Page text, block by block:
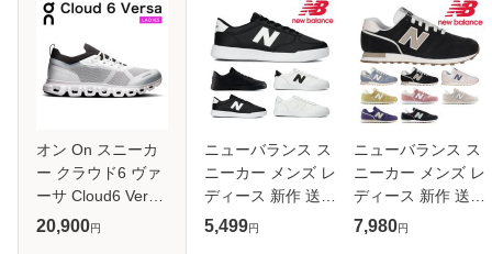
オン On スニーカ
ー クラウド6 ヴァ
ーサ Cloud6 Versa
レディース シュー
20,900円
ニューバランス ス
ニーカー メンズ レ
ディース 新作 送料
無料 M30 CT30
5,499円
ニューバランス ス
ニーカー メンズ レ
ディース 新作 送料
無料 W373 WL373
7,980円